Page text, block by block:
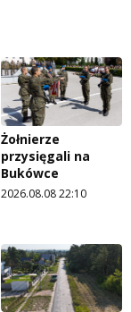
Żołnierze
przysięgali na
Bukówce
2026.08.08 22:10